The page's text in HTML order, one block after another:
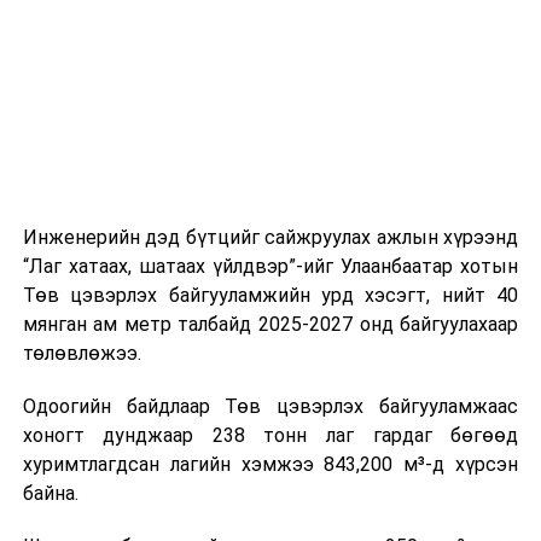
Инженерийн дэд бүтцийг сайжруулах ажлын хүрээнд
“Лаг хатаах, шатаах үйлдвэр”-ийг Улаанбаатар хотын
Төв цэвэрлэх байгууламжийн урд хэсэгт, нийт 40
мянган ам метр талбайд 2025-2027 онд байгуулахаар
төлөвлөжээ.
Одоогийн байдлаар Төв цэвэрлэх байгууламжаас
хоногт дунджаар 238 тонн лаг гардаг бөгөөд
хуримтлагдсан лагийн хэмжээ 843,200 м³-д хүрсэн
байна.